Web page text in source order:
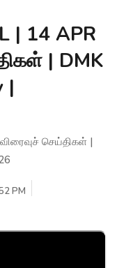
| 14 APR
| DMK
|
செய்திகள் |
PM